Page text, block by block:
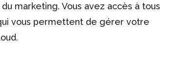
marketing. Vous avez accès à tous
vous permettent de gérer votre